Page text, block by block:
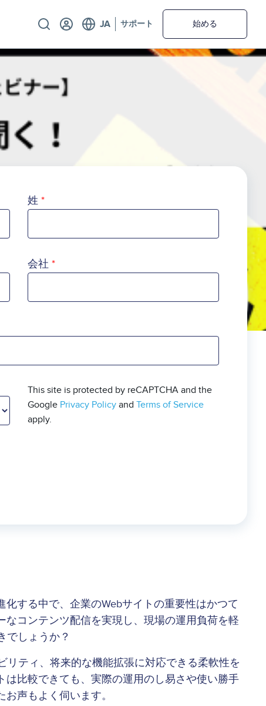
Utility サポート 始める
姓
会社
This site is protected by reCAPTCHA and the
Google Privacy Policy andTerms of Service
apply.
する中で、企業のWebサイトの重要性はかつて
コンテンツ配信を実現し、現場の運用負荷を軽
でしょうか？
リティ、将来的な機能拡張に対応できる柔軟性を
比較できても、実際の運用のし易さや使い勝手
声もよく伺います。